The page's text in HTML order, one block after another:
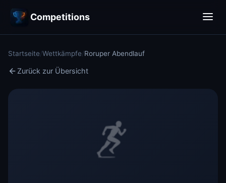
Competitions
Startseite/Wettkämpfe/Roruper Abendlauf
Zurück zur Übersicht